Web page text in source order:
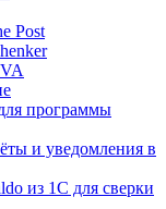
Post
программы
и уведомления в
из 1C для сверки